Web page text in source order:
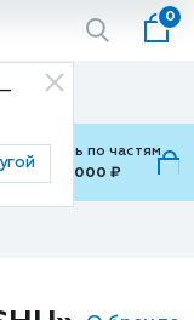
0
оплатить по частям
₽ до 15,000 ₽